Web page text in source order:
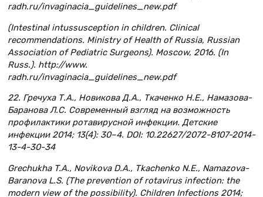
radh.ru/invaginacia_guidelines_new.pdf
(Intestinal intussusception in children. Clinical
recommendations. Ministry of Health of Russia, Russian
Association of Pediatric Surgeons). Moscow, 2016. (In
Russ.). http://www.
radh.ru/invaginacia_guidelines_new.pdf
22. Гречуха Т.А., Новикова Д.А., Ткаченко Н.Е., Намазова-
Баранова Л.С. Современный взгляд на возможность
профилактики ротавирусной инфекции. Детские
инфекции 2014; 13(4): 30–4. DOI: 10.22627/2072-8107-2014-
13-4-30-34
Grechukha T.A., Novikova D.A., Tkachenko N.E., Namazova-
Baranova L.S. (The prevention of rotavirus infection: the
modern view of the possibility). Children Infections 2014;